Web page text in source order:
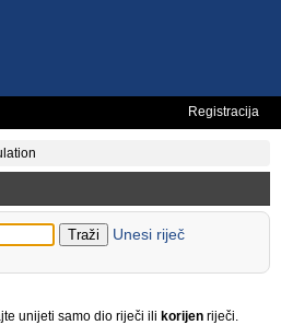
Registracija
Unesi riječ
unijeti samo dio riječi ili korijen riječi.